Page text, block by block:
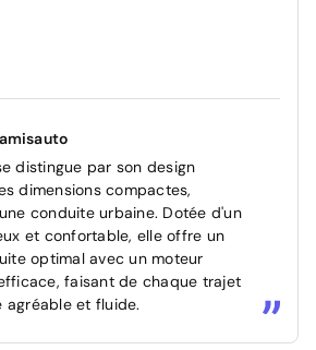
distingue par son design
dimensions compactes,
conduite urbaine. Dotée d'un
et confortable, elle offre un
optimal avec un moteur
faisant de chaque trajet
agréable et fluide.